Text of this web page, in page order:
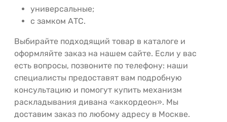
универсальные;
с замком АТС.
Выбирайте подходящий товар в каталоге и
оформляйте заказ на нашем сайте. Если у вас
есть вопросы, позвоните по телефону: наши
специалисты предоставят вам подробную
консультацию и помогут купить механизм
раскладывания дивана «аккордеон». Мы
доставим заказ по любому адресу в Москве.